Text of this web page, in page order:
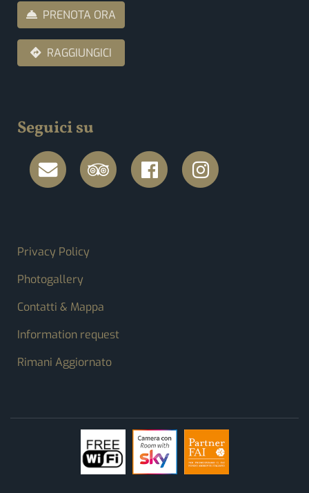
PRENOTA ORA
RAGGIUNGICI
Seguici su
FOOTER MENU
Privacy Policy
Photogallery
Contatti & Mappa
Information request
Rimani Aggiornato